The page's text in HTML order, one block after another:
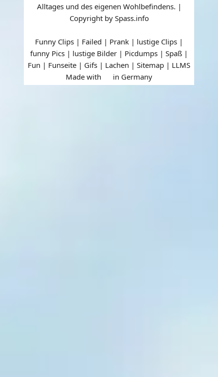
Alltages und des eigenen Wohlbefindens. |
Copyright by Spass.info
Funny Clips | Failed | Prank | lustige Clips |
funny Pics | lustige Bilder | Picdumps | Spaß |
Fun | Funseite | Gifs | Lachen | Sitemap | LLMS
Made with
in Germany